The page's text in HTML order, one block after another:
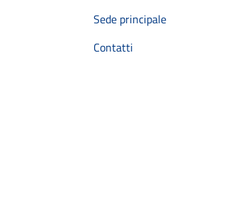
Sede principale
Contatti